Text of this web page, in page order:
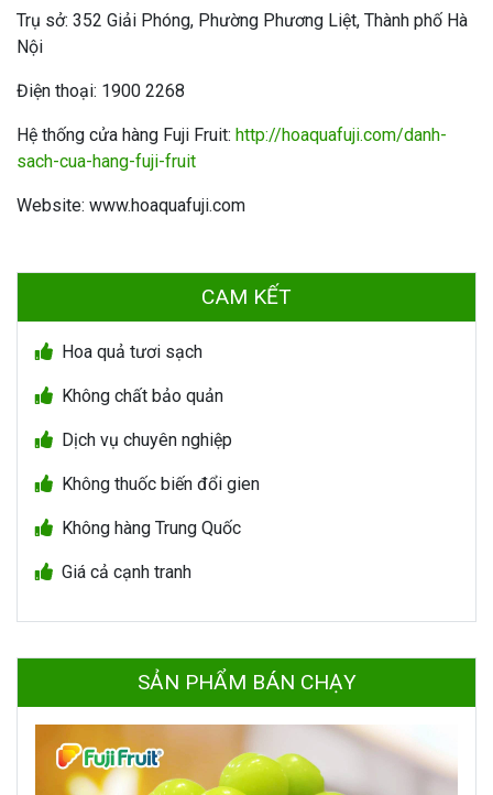
Trụ sở: 352 Giải Phóng, Phường Phương Liệt, Thành phố Hà
Nội
Điện thoại: 1900 2268
Hệ thống cửa hàng Fuji Fruit: http://hoaquafuji.com/danh-
sach-cua-hang-fuji-fruit
Website: www.hoaquafuji.com
CAM KẾT
Hoa quả tươi sạch
Không chất bảo quản
Dịch vụ chuyên nghiệp
Không thuốc biến đổi gien
Không hàng Trung Quốc
Giá cả cạnh tranh
SẢN PHẨM BÁN CHẠY